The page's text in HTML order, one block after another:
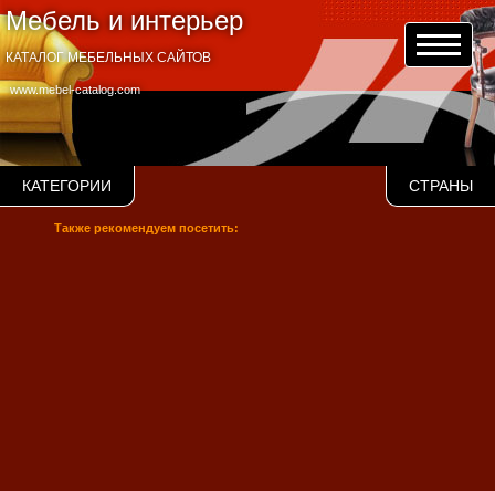
Мебель и интерьер
www.mebel-catalog.com
КАТАЛОГ МЕБЕЛЬНЫХ САЙТОВ
КАТЕГОРИИ СТРАНЫ
Также рекомендуем посетить: